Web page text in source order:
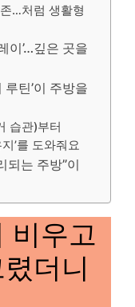
…처럼 생활형
이’…깊은 곳을
틴’이 주방을
습관)부터
’를 도와줘요
되는 주방”이
비우고
더니